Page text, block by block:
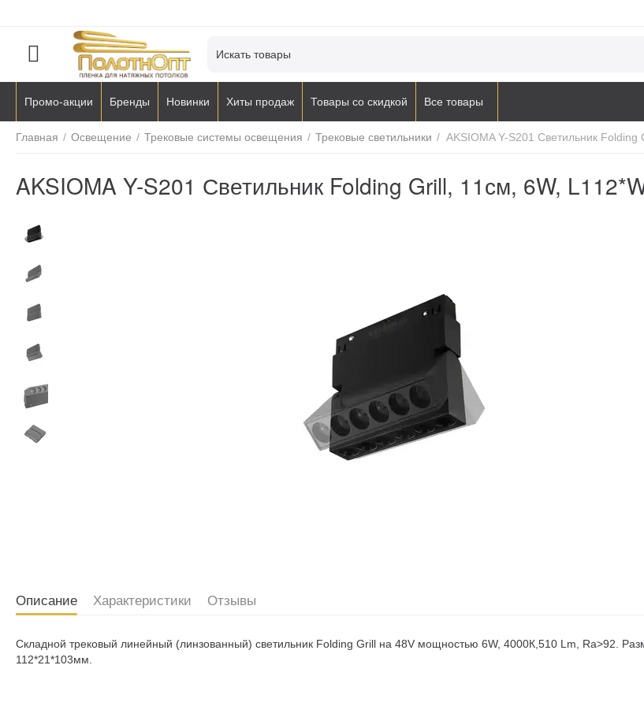
Промо-акции Бренды Новинки Хиты продаж Товары со скидкой Все товары
Главная / Освещение / Трековые системы освещения / Трековые светильники / AKSIOMA Y-S201 Светильник
AKSIOMA Y-S201 Светильник Folding Grill, 11см, 6W,
Описание Характеристики Отзывы
Складной трековый линейный (линзованный) светильник Folding Grill на 48V мощностью 6W, 4000К,510 Lm, Ra>92.
112*21*103мм.